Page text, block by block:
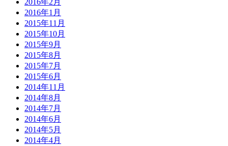
2016年2月
2016年1月
2015年11月
2015年10月
2015年9月
2015年8月
2015年7月
2015年6月
2014年11月
2014年8月
2014年7月
2014年6月
2014年5月
2014年4月